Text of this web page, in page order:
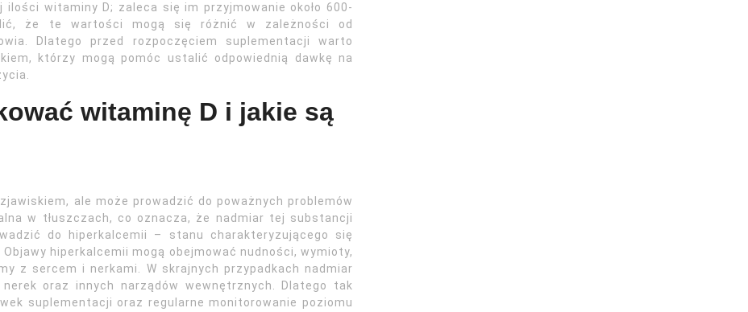
witaminy D; zaleca się im przyjmowanie około 600-
że te wartości mogą się różnić w zależności od
Dlatego przed rozpoczęciem suplementacji warto
którzy mogą pomóc ustalić odpowiednią dawkę na
witaminę D i jakie są
ale może prowadzić do poważnych problemów
w tłuszczach, co oznacza, że nadmiar tej substancji
do hiperkalcemii – stanu charakteryzującego się
hiperkalcemii mogą obejmować nudności, wymioty,
z sercem i nerkami. W skrajnych przypadkach nadmiar
oraz innych narządów wewnętrznych. Dlatego tak
suplementacji oraz regularne monitorowanie poziomu